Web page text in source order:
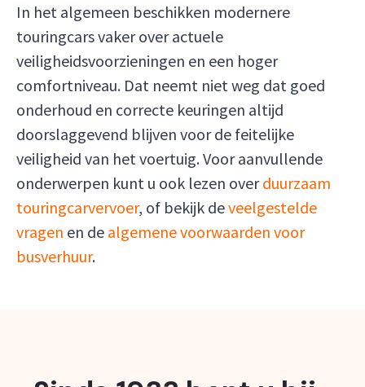
In het algemeen beschikken modernere
touringcars vaker over actuele
veiligheidsvoorzieningen en een hoger
comfortniveau. Dat neemt niet weg dat goed
onderhoud en correcte keuringen altijd
doorslaggevend blijven voor de feitelijke
veiligheid van het voertuig. Voor aanvullende
onderwerpen kunt u ook lezen overduurzaam
touringcarvervoer, of bekijk deveelgestelde
vragen en de algemene voorwaarden voor
busverhuur.